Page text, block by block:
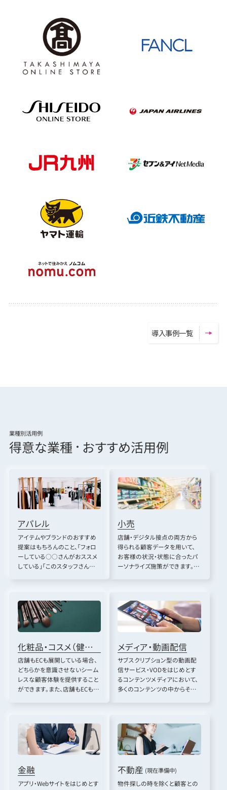
導入事例一覧
得意な業種 おすすめ活用例
業種別活用例
アパレル
アイテムやブランドのおすすめ
提案はもちろんのこと、「フォロ
ーしている○○さんがおススメ
している」「このスタッフさんの
小売
店舗・デジタル接点の両方から
得られる顧客データを用いて、
お客様の状況・状態に合ったパ
ーソナライズ施策ができます。店
化粧品・コスメ（健康
食品、消費財）
店舗もECも展開している場合、
どちらかを意識させないシーム
レスな顧客体験を提供すること
ができます。また、店舗もECも
メディア・動画配信
サブスクリプション型の動画配
信サービス・VODをはじめとす
るコンテンツメディアにおいて、
多くのコンテンツの中からその
金融
アプリ・Webサイトをはじめとす
不動産 (現在準備中)
物件探しの時を除くと顧客との